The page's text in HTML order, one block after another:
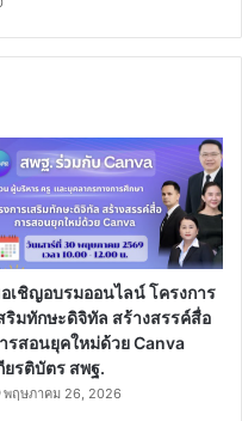
เชิญอบรมออนไลน์ โครงการ
ริมทักษะดิจิทัล สร้างสรรค์สื่อ
รสอนยุคใหม่ด้วย Canva
ยรติบัตร สพฐ.
พฤษภาคม 26, 2026